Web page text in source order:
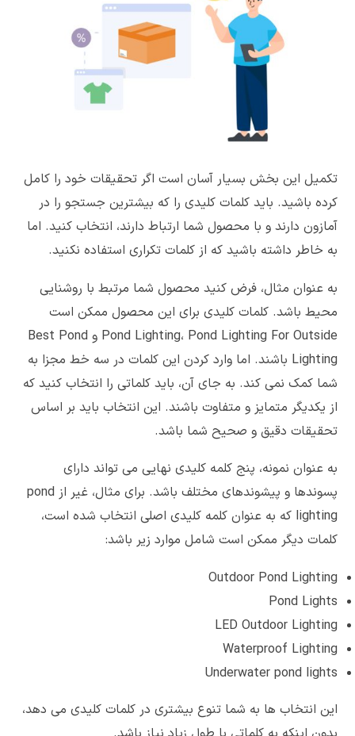
تکمیل این بخش بسیار آسان است اگر تحقیقات خود را کامل
کرده باشید. باید کلمات کلیدی را که بیشترین جستجو را در
آمازون دارند و با محصول شما ارتباط دارند، انتخاب کنید. اما
به خاطر داشته باشید که از کلمات تکراری استفاده نکنید.
به عنوان مثال، فرض کنید محصول شما مرتبط با روشنایی
محیط باشد. کلمات کلیدی برای این محصول ممکن است
Pond Lighting، Pond Lighting For Outside و Best Pond
Lighting باشند. اما وارد کردن این کلمات در سه خط مجزا به
شما کمک نمی کند. به جای آن، باید کلماتی را انتخاب کنید که
از یکدیگر متمایز و متفاوت باشند. این انتخاب باید بر اساس
تحقیقات دقیق و صحیح شما باشد.
به عنوان نمونه، پنج کلمه کلیدی نهایی می تواند دارای
پسوندها و پیشوندهای مختلف باشد. برای مثال، غیر از pond
lighting که به عنوان کلمه کلیدی اصلی انتخاب شده است،
کلمات دیگر ممکن است شامل موارد زیر باشد:
Outdoor Pond Lighting
Pond Lights
LED Outdoor Lighting
Waterproof Lighting
Underwater pond lights
این انتخاب ها به شما تنوع بیشتری در کلمات کلیدی می دهد،